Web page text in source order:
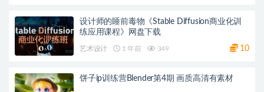
设计师的睡前毒物《Stable Diffusion商业化训
练应用课程》网盘下载
艺术设计 1 年前 349 10
饼子ip训练营Blender第4期 画质高清有素材